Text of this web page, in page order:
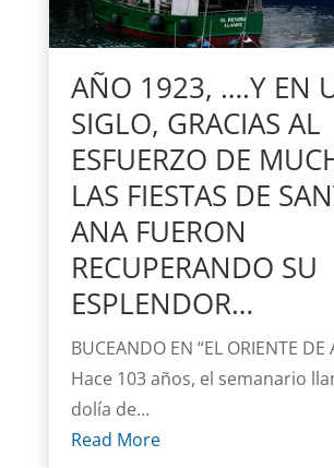
AÑO 1923, ….Y EN
SIGLO, GRACIAS AL
ESFUERZO DE
LAS FIESTAS DE
ANA FUERON
RECUPERANDO SU
ESPLENDOR…
BUCEANDO EN “EL ORIENTE DE
Hace 103 años, el semanario
dolía de…
Read More